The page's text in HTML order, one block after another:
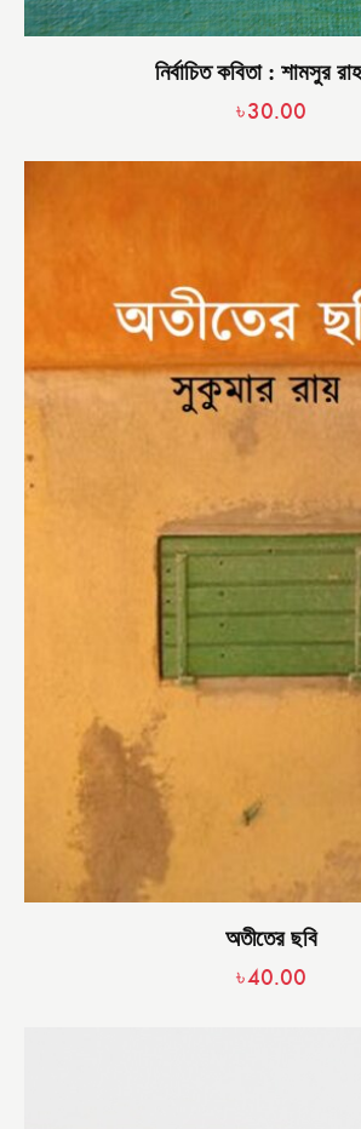
নির্বাচিত কবিতা : শামসুর
৳30.00
অতীতের ছবি
৳40.00